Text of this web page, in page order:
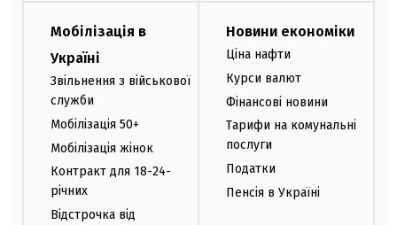
Мобілізація в
Україні
Звільнення з військової
служби
Мобілізація 50+
Мобілізація жінок
Контракт для 18-24-
річних
Відстрочка від
Новини економіки
Ціна нафти
Курси валют
Фінансові новини
Тарифи на комунальні
послуги
Податки
Пенсія в Україні